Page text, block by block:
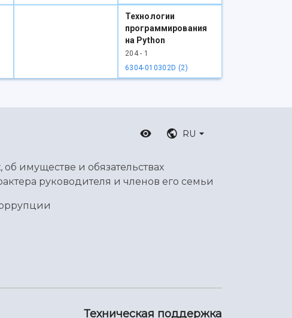
Технологии
программирования
на Python
204 - 1
6304-010302D (2)
RU
имуществе и обязательствах
руководителя и членов его семьи
Техническая поддержка